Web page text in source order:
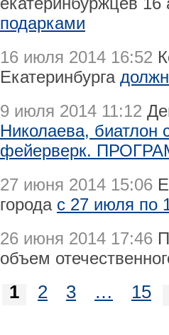
подарками
16 июля 2014 16:52
Екатеринбурга
9 июля 2014 11:12
Николаева,
фейерверк.
27 июня 2014 15:06
города с 27 июля по
26 июня 2014 17:46
объем
1 2 3 … 15